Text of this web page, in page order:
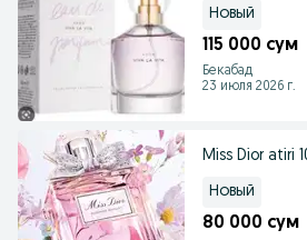
Новый
115 000 сум
Бекабад
23 июля 2026 г.
Miss Dior atiri
Новый
80 000 сум